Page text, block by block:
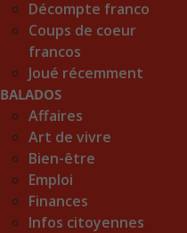
Décompte franco
Coups de coeur
francos
Joué récemment
BALADOS
Affaires
Art de vivre
Bien-être
Emploi
Finances
Infos citoyennes